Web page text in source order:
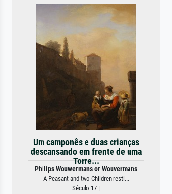
Um camponês e duas crianças
descansando em frente de uma
Torre...
Philips Wouwermans or Wouvermans
A Peasant and two Children resti...
Século 17 |